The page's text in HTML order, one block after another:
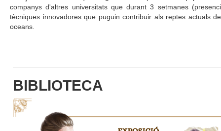
companys d'altres universitats que durant 3 setmanes
tècniques innovadores que puguin contribuir als reptes actuals
oceans.
BIBLIOTECA